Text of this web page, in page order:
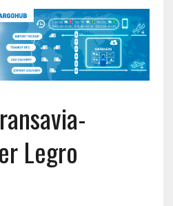
Legro